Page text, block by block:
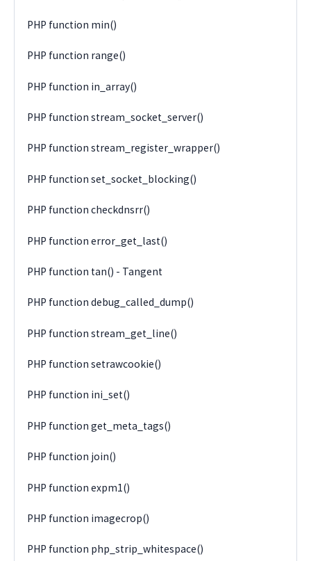
PHP function min()
PHP function range()
PHP function in_array()
PHP function stream_socket_server()
PHP function stream_register_wrapper()
PHP function set_socket_blocking()
PHP function checkdnsrr()
PHP function error_get_last()
PHP function tan() - Tangent
PHP function debug_called_dump()
PHP function stream_get_line()
PHP function setrawcookie()
PHP function ini_set()
PHP function get_meta_tags()
PHP function join()
PHP function expm1()
PHP function imagecrop()
PHP function php_strip_whitespace()